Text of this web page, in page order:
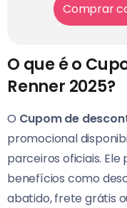
Comprar
O que é o
Renner 2025?
O Cupom de
promocional
parceiros oficiais.
benefícios como
abatido, frete grátis